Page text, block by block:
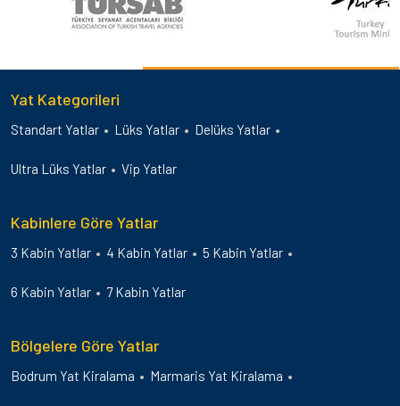
Yat Kategorileri
Standart Yatlar Lüks Yatlar Delüks Yatlar
Ultra Lüks Yatlar Vip Yatlar
Kabinlere Göre Yatlar
3 Kabin Yatlar 4 Kabin Yatlar 5 Kabin Yatlar
6 Kabin Yatlar 7 Kabin Yatlar
Bölgelere Göre Yatlar
Bodrum Yat Kiralama Marmaris Yat Kiralama